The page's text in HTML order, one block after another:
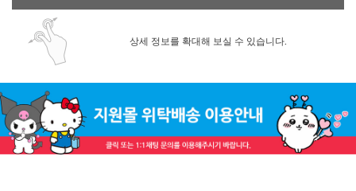
상세 정보를 확대해 보실 수 있습니다.